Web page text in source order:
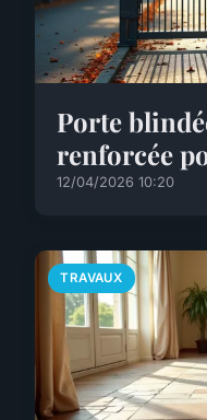
Porte
renforcée
12/04/2026 10:20
TRAVAUX